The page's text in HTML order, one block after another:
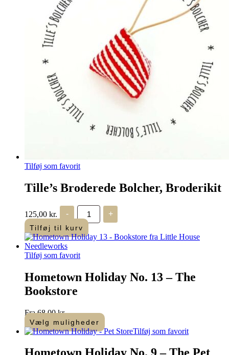
Tilføj som favorit
Tille’s Broderede Bolcher, Broderikit
125,00 kr. -
Tille's
Broderede
Bolcher,
Broderikit
antal
+
Tilføj til kurv
Tilføj som favorit
Hometown Holiday No. 13 – The
Bookstore
Fra68,00kr.
Vælg muligheder
Dette
har
Tilføj som favorit